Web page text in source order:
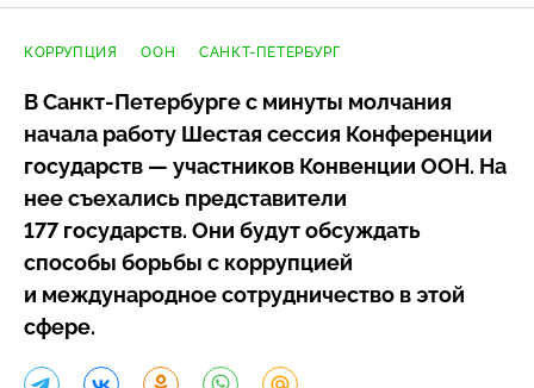
КОРРУПЦИЯ ООН САНКТ-ПЕТЕРБУРГ
ВСанкт-Петербургес минуты молчания
начала работу Шестая сессия Конференции
государств — участников Конвенции ООН. На
нее съехались представители
177 государств. Они будут обсуждать
способы борьбы с коррупцией
и международное сотрудничество в этой
сфере.